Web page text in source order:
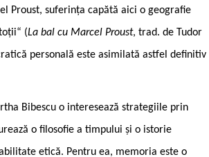
Proust, suferința capătă aici o geografie
(La bal cu Marcel Proust, trad. de Tudor
personală este asimilată astfel definitiv
Bibescu o interesează strategiile prin
o filosofie a timpului și o istorie
etică. Pentru ea, memoria este o